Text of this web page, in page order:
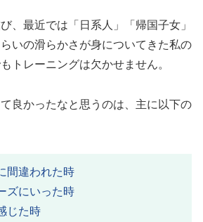
、最近では「日系人」「帰国子女」
いの滑らかさが身についてきた私の
トレーニングは欠かせません。
良かったなと思うのは、主に以下の
間違われた時
ズにいった時
じた時